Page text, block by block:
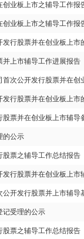
业板上市之辅导工作报
业板上市之辅导工作报
行股票并在创业板上市
并上市辅导工作进展报告
次公开发行股票并在创
行股票并在创业板上市
票并在创业板上市辅导
的公示
股票之辅导工作总结报告
行股票并在创业板上市
开发行股票并上市辅导
记受理的公示
股票之辅导工作总结报告